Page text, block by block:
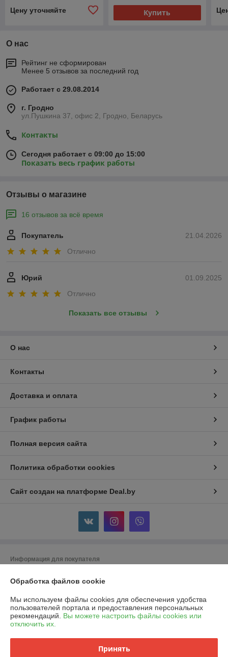
Цену уточняйте Купить
О нас
Рейтинг не сформирован
Менее 5 отзывов за последний год
Работает с 29.08.2014
г. Гродно
ул.Пушкина 37, офис 2, Гродно, Беларусь
Контакты
Сегодня работает с 09:00 до 15:00
Показать весь график работы
Отзывы о магазине
16 отзывов за всё время
21.04.2026
Покупатель
Отлично
01.09.2025
Юрий
Отлично
Показать все отзывы
О нас
Контакты
Доставка и оплата
График работы
Полная версия сайта
Политика обработки cookies
Сайт создан на платформе Deal.by
Информация для покупателя
г.ГРОДНО, ул.ЛИДСКАЯ, дом 15 А, 230025, РЕСПУБЛИКА БЕЛАРУСЬ,
Регистрационный номер ЕГР: 591048432
УНП: 591048432
Регистрационный орган: Гродненский городской исполнительный
Обработка файлов cookie
Мы используем файлы cookies для обеспечения удобства
пользователей портала и предоставления персональных
рекомендаций. Вы можете настроить файлы cookies или
отключить их.
Принять